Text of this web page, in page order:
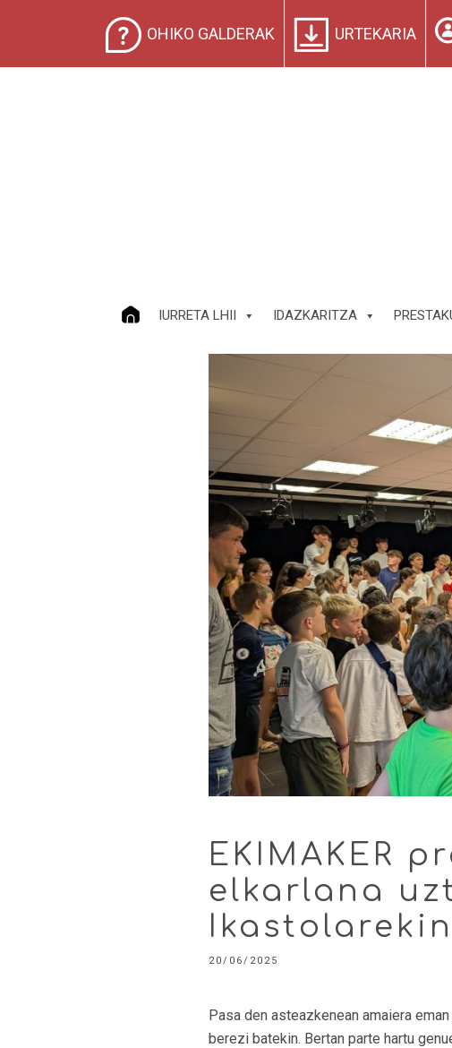
OHIKO GALDERAK URTEKARIA
IURRETA LHII IDAZKARITZA
EKIMAKER
elkarlana
Ikastolarekin
20/06/2025
Pasa den asteazkenean amaiera
berezi batekin. Bertan parte hartu